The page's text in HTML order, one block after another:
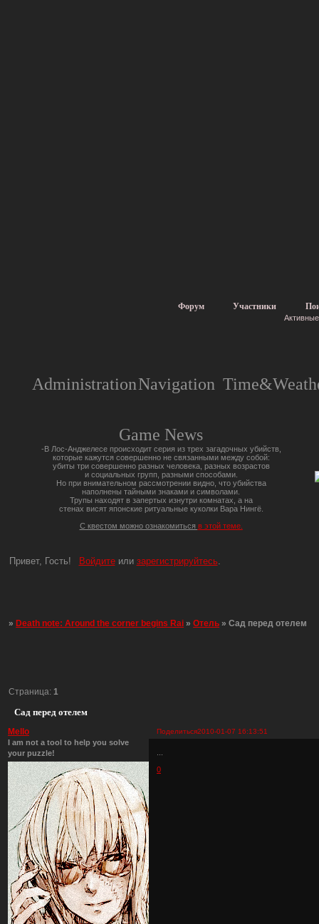
Форум Участники
AdministrationNavigation
Game News
-В Лос-Анджелесе происходит серия из трех загадочных убийств,
которые кажутся совершенно не связанными между собой:
убиты три совершенно разных человека, разных возрастов
и социальных групп, разными способами.
Но при внимательном рассмотрении видно, что убийства
наполнены тайными знаками и символами.
Трупы находят в запертых изнутри комнатах, а на
стенах висят японские ритуальные куколки Вара Нингё.
С квестом можно ознакомиться в этой теме.
Привет, Гость! Войдитеили зарегистрируйтесь.
»Death note: Around the corner begins Rai »Отель »Сад перед отелем
Сад перед отелем
Страница: 1
Поделиться2010-01-07 16:13:51
Mello
I am not a tool to help you solve
your puzzle!
0